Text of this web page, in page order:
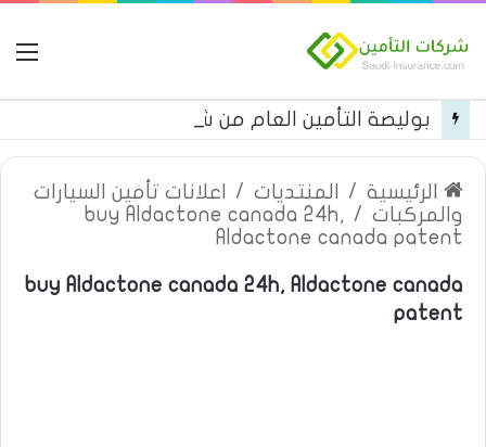
الرئيسية / المنتديات /
اعلانات تأمين السيارات
والمركبات /
buy Aldactone canada 24h,
Aldactone canada patent
buy Aldactone canada 24h, Aldactone canada
patent